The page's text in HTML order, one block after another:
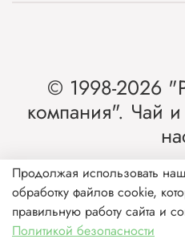
© 1998-2026
компания". Чай
Интернет-магазин
рынка
Продолжая использовать
обработку файлов cookie,
правильную работу сайта и
Политикой безопасности